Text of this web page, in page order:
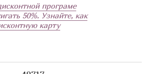
програме
50%. Узнайте, как
карту